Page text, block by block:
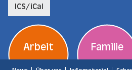
ICS/iCal
Arbeit Familie